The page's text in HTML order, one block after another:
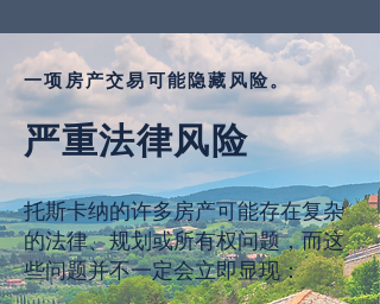
一项房产交易可能隐藏风险。
严重法律风险
托斯卡纳的许多房产可能存在复杂
的法律、规划或所有权问题，而这
些问题并不一定会立即显现：